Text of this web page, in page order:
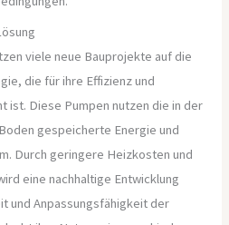
viele neue Bauprojekte auf die
die für ihre Effizienz und
ist. Diese Pumpen nutzen die in der
gespeicherte Energie und
Durch geringere Heizkosten und
eine nachhaltige Entwicklung
und Anpassungsfähigkeit der